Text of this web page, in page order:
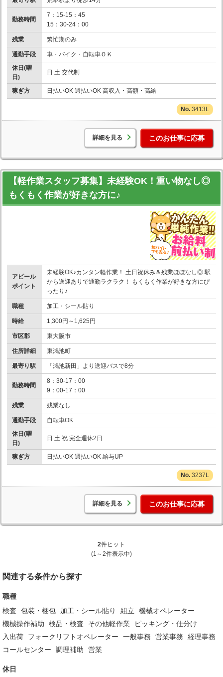
勤務時間
7：15-15：45
15：30-24：00
残業 繁忙期のみ
通勤手段
車・バイク・自転車ＯＫ
休日(曜
日)
日 土 交代制
稼ぎ方 日払いOK 週払いOK 高収入・高額・高給
3413L
詳細を見る このお仕事に応募
【軽作業スタッフ募集】未経験OK！重い物なし◎
もくもく作業が好きな方に♪
アピール
ポイント
未経験OK♪カンタン軽作業！ 土日祝休み＆残業ほぼなし◎ 駅
から送迎ありで通勤ラクラク！ もくもく作業が好きな方にぴ
ったり♪
職種 加工・シール貼り
時給 1,300円～1,625円
市区郡 東大阪市
住所詳細 東鴻池町
最寄り駅 「鴻池新田」より送迎バスで8分
勤務時間
8：30-17：00
9：00-17：00
残業 残業なし
通勤手段
自転車OK
休日(曜
日)
日 土 祝 完全週休2日
稼ぎ方 日払いOK 週払いOK 給与UP
3237L
詳細を見る このお仕事に応募
2件ヒット
(1～2件表示中)
関連する条件から探す
職種
検査
包装・梱包 加工・シール貼り 組立
機械オペレーター
機械操作補助
検品・検査 その他軽作業
ピッキング・仕分け
入出荷
フォークリフトオペレーター 一般事務 営業事務
経理事務
コールセンター
調理補助 営業
休日